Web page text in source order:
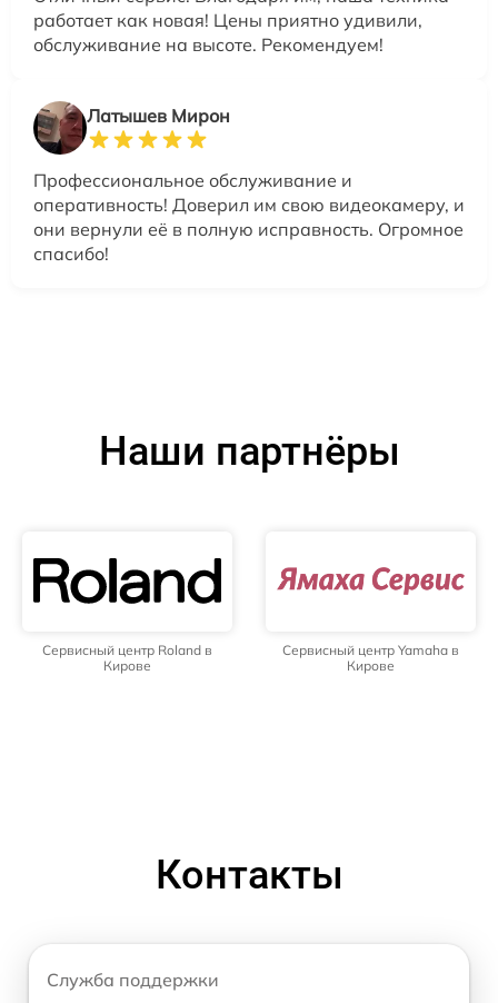
работает как новая! Цены приятно удивили,
обслуживание на высоте. Рекомендуем!
Латышев Мирон
Профессиональное обслуживание и
оперативность! Доверил им свою видеокамеру, и
они вернули её в полную исправность. Огромное
спасибо!
Наши партнёры
Сервисный центр Roland в
Кирове
Сервисный центр Yamaha в
Кирове
Контакты
Служба поддержки